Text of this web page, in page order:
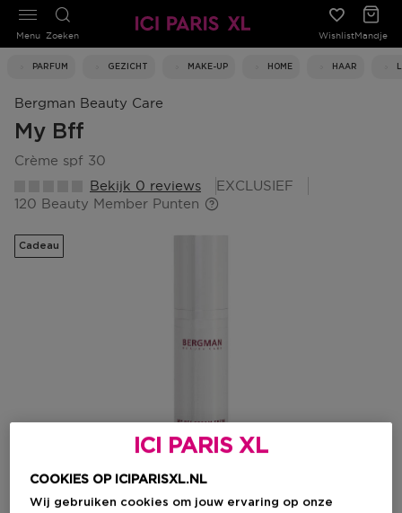
Zoeken WishlistMandje
PARFUM GEZICHT MAKE-UP HOME HAAR
Menu
Bergman Beauty Care
My Bff
crème spf 30
Bekijk 0 reviews
EXCLUSIEF
120 Beauty Member Punten
Cadeau
ICI PARIS XL
COOKIES OP ICIPARISXL.NL
Wij gebruiken cookies om jouw ervaring op onze